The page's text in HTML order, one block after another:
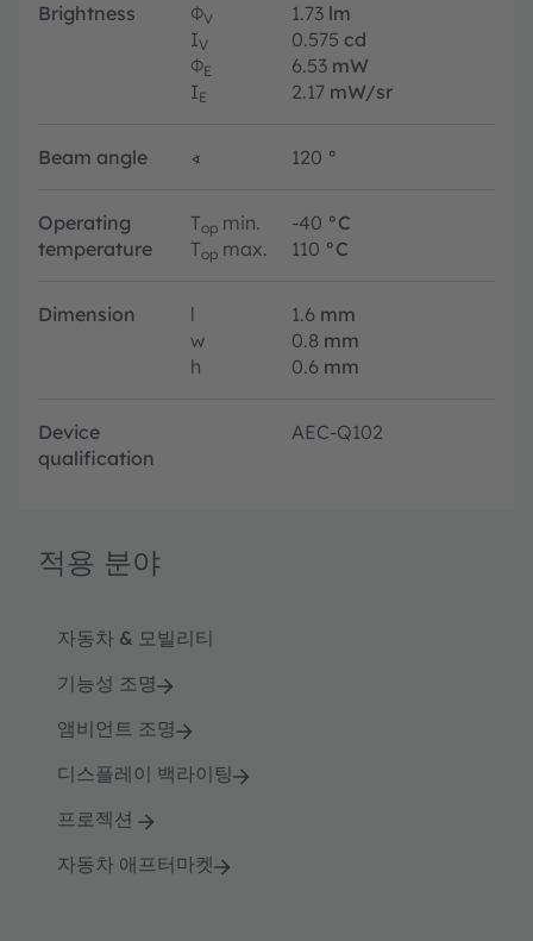
Brightness ΦV 1.73 lm
IV 0.575 cd
ΦE 6.53 mW
IE 2.17 mW/sr
Beam angle ∢ 120 °
Operating
temperature
Top min. -40 °C
Top max. 110 °C
Dimension l 1.6 mm
w
0.8 mm
h
0.6 mm
Device
qualification
AEC-Q102
적용 분야
자동차 & 모빌리티
기능성 조명
앰비언트 조명
디스플레이 백라이팅
프로젝션
자동차 애프터마켓